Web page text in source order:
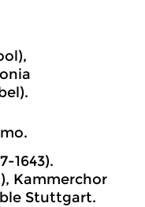
1643).
Kammerchor
Stuttgart.